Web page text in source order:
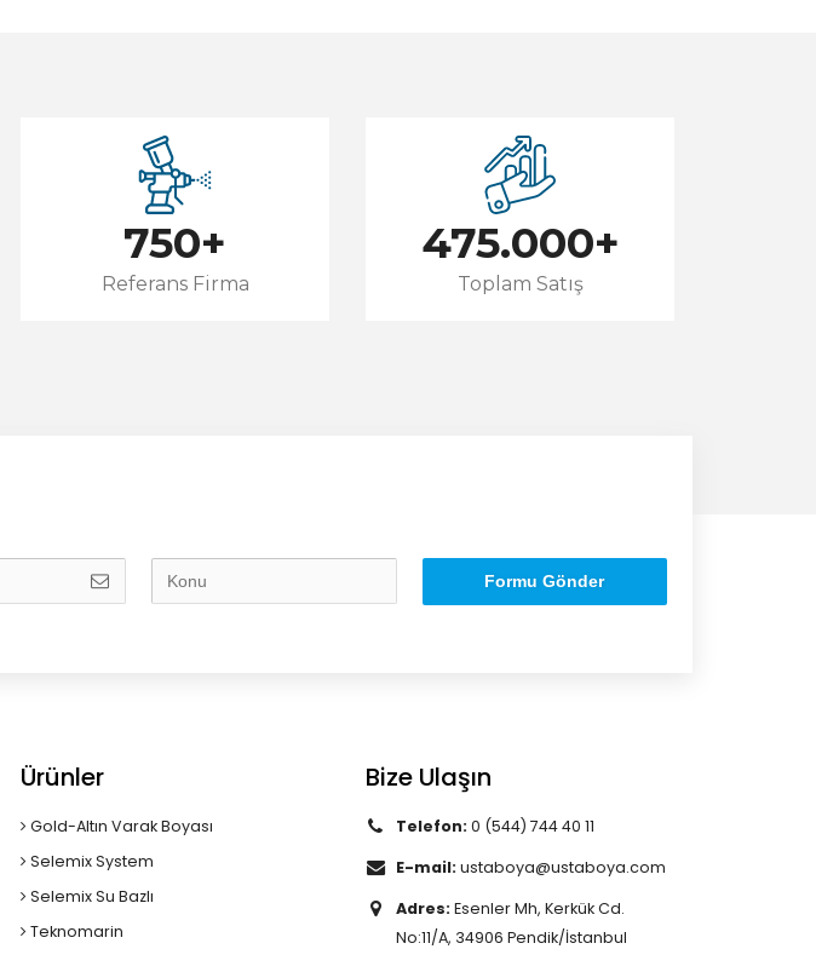
750+
Referans Firma
475.000+
Toplam Satış
Formu Gönder
Ürünler
Gold-Altın Varak Boyası
Selemix System
Selemix Su Bazlı
Teknomarin
Bize Ulaşın
Telefon: 0 (544) 744 40 11
E-mail: ustaboya@ustaboya.com
Adres: Esenler Mh, Kerkük Cd.
No:11/A, 34906 Pendik/İstanbul